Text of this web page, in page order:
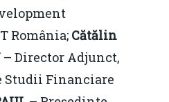
România; Cătălin
– Director Adjunct,
Financiare